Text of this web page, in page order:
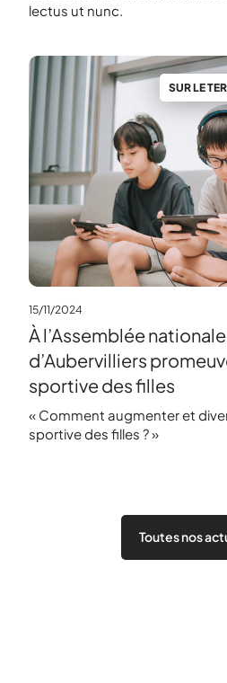
lectus ut nunc.
SUR LE
15/11/2024
À l’Assemblée
d’Aubervilliers
sportive des filles
« Comment augmenter et
sportive des filles ? »
Toutes nos